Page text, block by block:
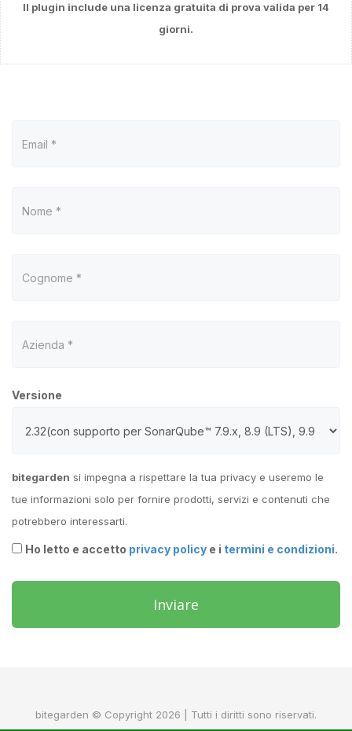
Il plugin include una licenza gratuita di prova valida per 14
giorni.
Versione
bitegarden si impegna a rispettare la tua privacy e useremo le
tue informazioni solo per fornire prodotti, servizi e contenuti che
potrebbero interessarti.
Ho letto e accetto privacy policy e i termini e condizioni.
Inviare
bitegarden © Copyright 2026 | Tutti i diritti sono riservati.